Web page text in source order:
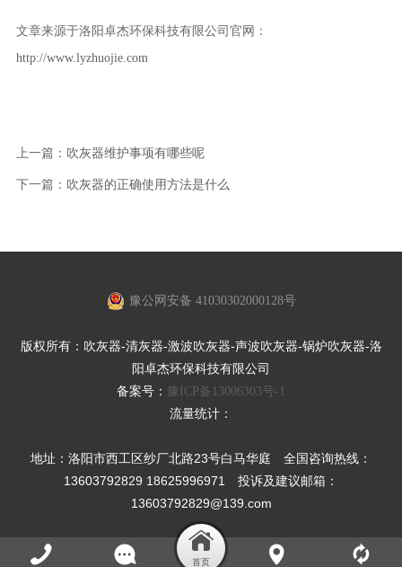
文章来源于洛阳卓杰环保科技有限公司官网：
http://www.lyzhuojie.com
上一篇： 吹灰器维护事项有哪些呢
下一篇： 吹灰器的正确使用方法是什么
豫公网安备 41030302000128号
版权所有：吹灰器-清灰器-激波吹灰器-声波吹灰器-锅炉吹灰器-洛
阳卓杰环保科技有限公司
备案号： 豫ICP备13006303号-1
流量统计：
地址：洛阳市西工区纱厂北路23号白马华庭 全国咨询热线：
13603792829 18625996971 投诉及建议邮箱：
13603792829@139.com